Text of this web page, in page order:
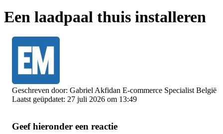
Een laadpaal thuis installeren
Geschreven door: Gabriel Akfidan E-commerce Specialist België
Laatst geüpdatet: 27 juli 2026 om 13:49
Geef hieronder een reactie